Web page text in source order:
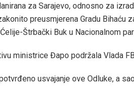
za Sarajevo, odnosno za
preusmjerena Gradu Bihaću
Štrbački Buk u Nacionalnom
ministrice Đapo podržala Vlada
usvajanje ove Odluke, a